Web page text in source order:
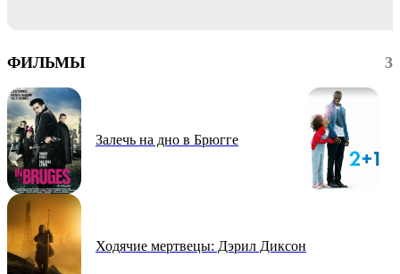
ФИЛЬМЫ 3
Залечь на дно в Брюгге
Ходячие мертвецы: Дэрил Диксон